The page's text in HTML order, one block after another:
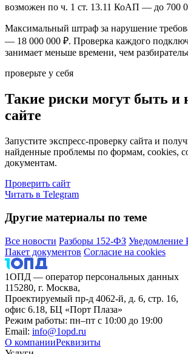
возможен по ч. 1 ст. 13.11 КоАП — до 700
Максимальный штраф за нарушение
— 18 000 000 ₽. Проверка каждого
занимает меньше времени, чем
проверьте у себя
Такие риски могут быть и
сайте
Запустите экспресс-проверку сайта и
найденные проблемы по формам, cookies,
документам.
Проверить сайт
Читать в Telegram
Другие материалы по теме
Все новости Разборы 152-ФЗ Уведомление
Пакет документов Согласие на cookies
1ОПД — оператор персональных данных
115280, г. Москва,
Проектируемый пр-д 4062-й, д. 6, стр. 16,
офис 6.18, БЦ «Порт Плаза»
Режим работы: пн–пт с 10:00 до 19:00
Email: info@1opd.ru
О компанииРеквизиты